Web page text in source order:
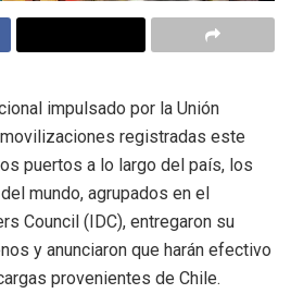
impulsado por la Unión
registradas este
puertos a lo largo del país, los
mundo, agrupados en el
Council (IDC), entregaron su
y anunciaron que harán efectivo
provenientes de Chile.